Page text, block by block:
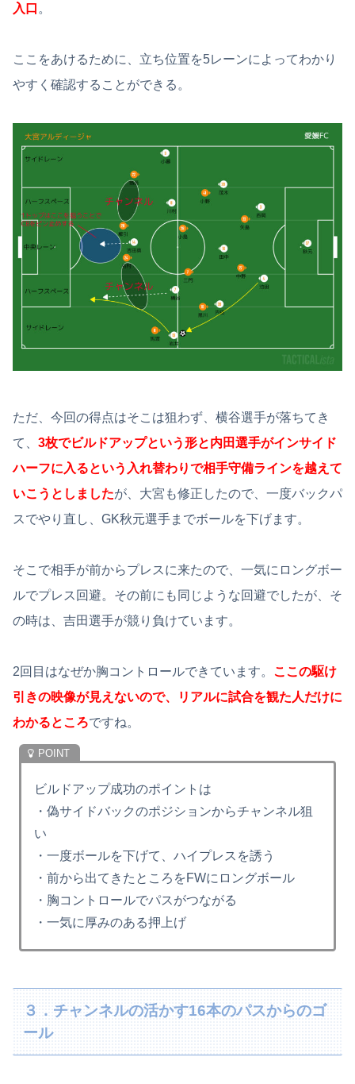
入口 。
ここをあけるために、立ち位置を5レーンによってわかり
やすく確認することができる。
ただ、今回の得点はそこは狙わず、横谷選手が落ちてき
て、 3枚でビルドアップという形と内田選手がインサイド
ハーフに入るという入れ替わりで相手守備ラインを越えて
いこうとしましたが、大宮も修正したので、一度バックパ
スでやり直し、GK秋元選手までボールを下げます。
そこで相手が前からプレスに来たので、一気にロングボー
ルでプレス回避。その前にも同じような回避でしたが、そ
の時は、吉田選手が競り負けています。
2回目はなぜか胸コントロールできています。 ここの駆け
引きの映像が見えないので、リアルに試合を観た人だけに
わかるところですね。
ビルドアップ成功のポイントは
・偽サイドバックのポジションからチャンネル狙
い
・一度ボールを下げて、ハイプレスを誘う
・前から出てきたところをFWにロングボール
・胸コントロールでパスがつながる
・一気に厚みのある押上げ
３．チャンネルの活かす16本のパスからのゴ
ール